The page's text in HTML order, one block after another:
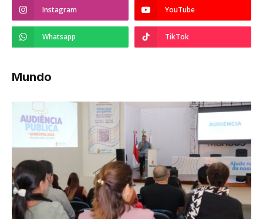
Instagram YouTube
Whatsapp TikTok
Mundo